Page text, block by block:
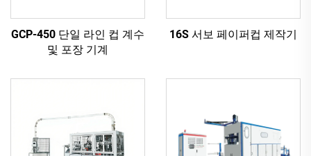
GCP-450 단일 라인 컵 계수
및 포장 기계
16S 서보 페이퍼컵 제작기